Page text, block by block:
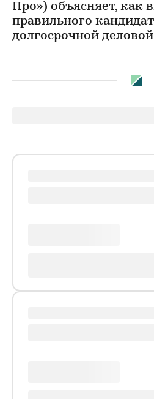
Про») объясняет, как
правильного
долгосрочной